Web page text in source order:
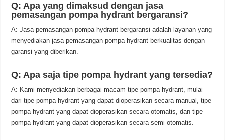
Q: Apa yang dimaksud dengan jasa
pemasangan pompa hydrant bergaransi?
A: Jasa pemasangan pompa hydrant bergaransi adalah layanan yang
menyediakan jasa pemasangan pompa hydrant berkualitas dengan
garansi yang diberikan.
Q: Apa saja tipe pompa hydrant yang tersedia?
A: Kami menyediakan berbagai macam tipe pompa hydrant, mulai
dari tipe pompa hydrant yang dapat dioperasikan secara manual, tipe
pompa hydrant yang dapat dioperasikan secara otomatis, dan tipe
pompa hydrant yang dapat dioperasikan secara semi-otomatis.